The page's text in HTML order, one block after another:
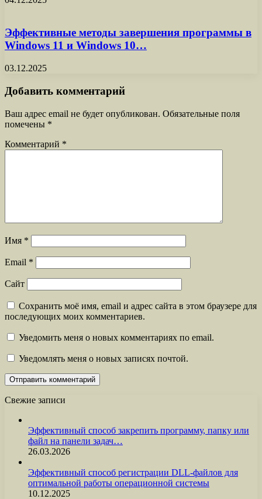
Эффективные методы завершения программы в
Windows 11 и Windows 10…
03.12.2025
Добавить комментарий
Ваш адрес email не будет опубликован. Обязательные поля
помечены *
Комментарий *
Имя *
Email *
Сайт
Сохранить моё имя, email и адрес сайта в этом браузере для
последующих моих комментариев.
Уведомить меня о новых комментариях по email.
Уведомлять меня о новых записях почтой.
Свежие записи
Эффективный способ закрепить программу, папку или
файл на панели задач…
26.03.2026
Эффективный способ регистрации DLL-файлов для
оптимальной работы операционной системы
10.12.2025